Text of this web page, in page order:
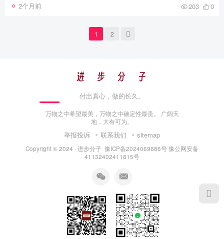
2个月前 203 0
1 2
付出真心，做的长久。
万物之中希望最美，万物之中确定性最贵。 广阔天
地，大有可为。
举报投诉 联系我们 sitemap
Copyright © 2024 · 进步分子 豫ICP备2024069686号 豫公网安备
41132402411815号